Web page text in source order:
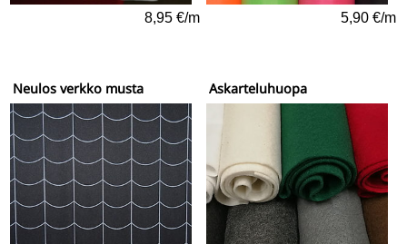
8,95 €/m 5,90 €/m
Neulos verkko musta Askarteluhuopa